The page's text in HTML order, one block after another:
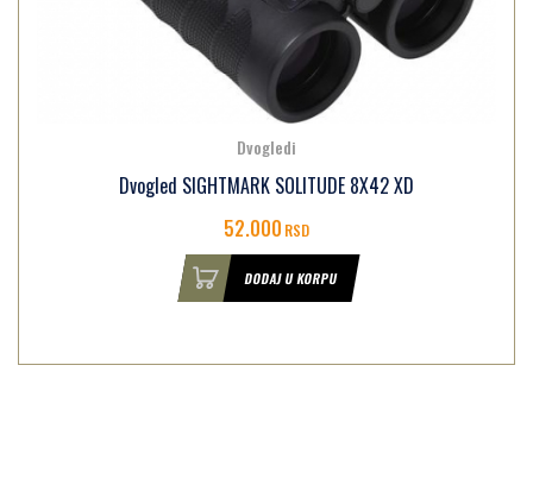
Dvogledi
Dvogled SIGHTMARK SOLITUDE 8X42 XD
52.000RSD
DODAJ U KORPU